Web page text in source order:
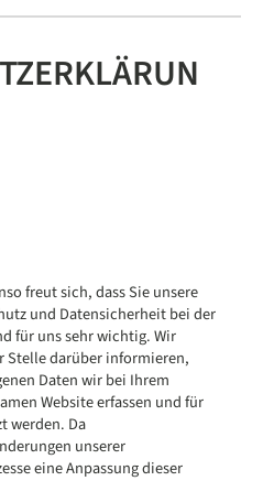
freut sich, dass Sie unsere
und Datensicherheit bei der
für uns sehr wichtig. Wir
Stelle darüber informieren,
Daten wir bei Ihrem
Website erfassen und für
werden. Da
unserer
eine Anpassung dieser